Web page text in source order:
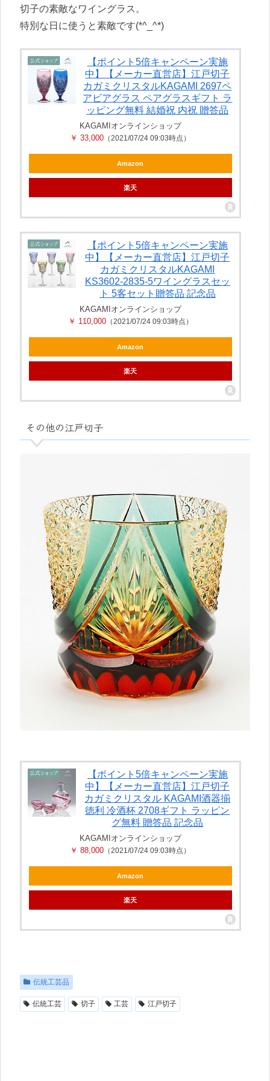
切子の素敵なワイングラス。
特別な日に使うと素敵です(*^_^*)
【ポイント5倍キャンペーン実施
中】【メーカー直営店】江戸切子
カガミクリスタルKAGAMI 2697ペ
アビアグラス ペアグラスギフト ラ
ッピング無料 結婚祝 内祝 贈答品
KAGAMIオンラインショップ
￥ 33,000 （2021/07/24 09:03時点）
Amazon
楽天
【ポイント5倍キャンペーン実施
中】【メーカー直営店】江戸切子
カガミクリスタルKAGAMI
KS3602-2835-5ワイングラスセッ
ト 5客セット贈答品 記念品
KAGAMIオンラインショップ
￥ 110,000（2021/07/24 09:03時点）
Amazon
楽天
その他の江戸切子
【ポイント5倍キャンペーン実施
中】【メーカー直営店】江戸切子
カガミクリスタル KAGAMI酒器揃
徳利 冷酒杯 2708ギフト ラッピン
グ無料 贈答品 記念品
KAGAMIオンラインショップ
￥ 88,000 （2021/07/24 09:03時点）
Amazon
楽天
伝統工芸品
伝統工芸 切子 工芸 江戸切子